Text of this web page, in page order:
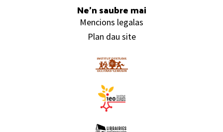
Ne’n saubre mai
Mencions legalas
Plan dau site